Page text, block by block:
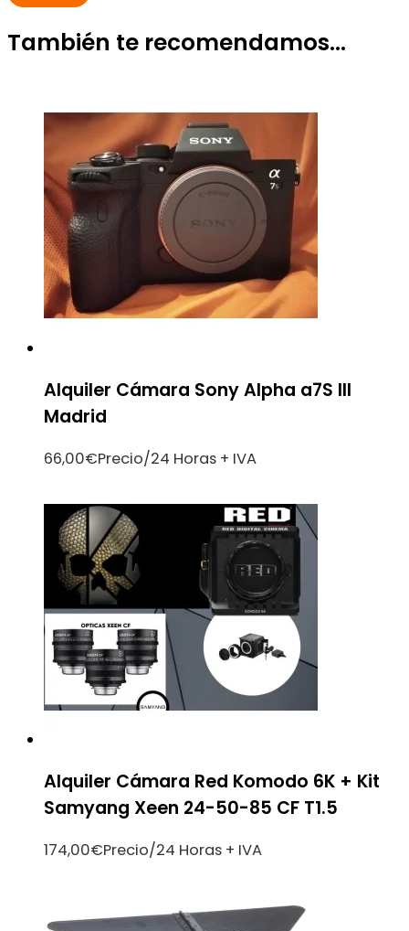
También te recomendamos…
Alquiler Cámara Sony Alpha a7S III
Madrid
66,00€Precio/24 Horas + IVA
Alquiler Cámara Red Komodo 6K + Kit
Samyang Xeen 24-50-85 CF T1.5
174,00€Precio/24 Horas + IVA